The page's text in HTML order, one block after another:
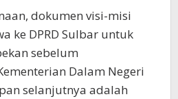
dokumen visi-misi
ke DPRD Sulbar untuk
sebelum
Dalam Negeri
selanjutnya adalah